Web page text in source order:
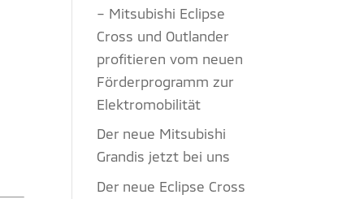
– Mitsubishi Eclipse
Cross und Outlander
profitieren vom neuen
Förderprogramm zur
Elektromobilität
Der neue Mitsubishi
Grandis jetzt bei uns
Der neue Eclipse Cross